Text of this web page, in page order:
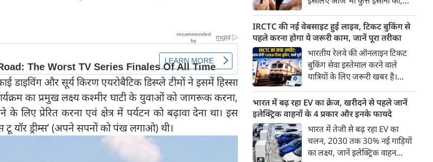
डाइविंग और सूर्य किरण एयरोबैटिक डिस्प्ले टीमों ने इसमें हिस्सा
का प्रमुख लक्ष्य कश्मीर घाटी के युवाओं को जागरूक करना,
के लिए प्रेरित करना एवं क्षेत्र में पर्यटन को बढ़ावा देना था। इस
टू यॉर ड्रीम्स’ (अपने सपनों को पंख लगाओ) थी।
पहुंच रहा है।
भू-राजनीति से लेकर कृत्रिम
बुद्धिमत्ता, जलवायु परिवर्तन से लेकर
क्रिकेट तक हर विषय पर बहस कर
सकते हैं, तो उस जीव पर भी एक
गंभीर चर्चा बनती है जिसने किसी भी
सभ्यता से पहले इंसान का साथ चुना
था। दुर्भाग्य यह है कि आज कुत्तों के
बारे में हमारी राय पशु-चिकित्सकों,
व्यवहार वैज्ञानिकों या विशेषज्ञों से
कम... और व्हाट्सऐप यूनिवर्सिटी से
ज़्यादा बनती है।
IRCTC की नई वेबसाइट हुई लाइव, टिकट बुकिंग से
पहले करना होगा ये जरूरी काम, जानें पूरा तरीका
भारतीय रेलवे की ऑनलाइन टिकट
बुकिंग सेवा इस्तेमाल करने वाले
यात्रियों के लिए जरूरी खबर है।
वेबसाइट का बीटा वर्जन लॉन्च कर
दिया है। करीब 24 साल पुराने
इंटरफेस के बाद वेबसाइट को नए
डिजाइन और कई नए फीचर्स के साथ
अपडेट किया गया है।
भारत में बढ़ रहा EV का क्रेज, खरीदने से पहले जानें
इलेक्ट्रिक वाहनों के 4 प्रकार और इनके फायदे
भारत में तेजी से बढ़ रहा EV का
चलन, 2030 तक 30% नई गाड़ियों
का लक्ष्य, जानें इलेक्ट्रिक वाहन